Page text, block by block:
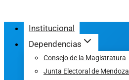
Institucional
Dependencias
Consejo de la Magistratura
Junta Electoral de Mendoza